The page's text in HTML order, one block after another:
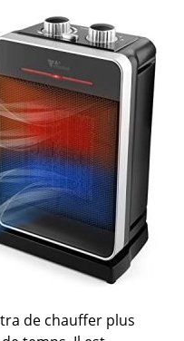
de chauffer plus